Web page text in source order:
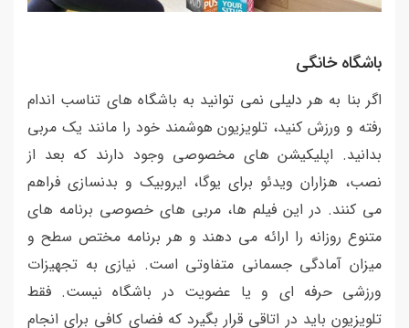
باشگاه خانگی
اگر بنا به هر دلیلی نمی توانید به باشگاه های تناسب اندام
رفته و ورزش کنید، تلویزیون هوشمند خود را مانند یک مربی
بدانید. اپلیکیشن های مخصوصی وجود دارند که بعد از
نصب، هزاران ویدئو برای یوگا، ایروبیک و بدنسازی فراهم
می کنند. در این فیلم ها، مربی های خصوصی برنامه های
متنوع روزانه را ارائه می دهند و هر برنامه مختص سطح و
میزان آمادگی جسمانی متفاوتی است. نیازی به تجهیزات
ورزشی حرفه ای و یا عضویت در باشگاه نیست. فقط
تلویزیون باید در اتاقی قرار بگیرد که فضای کافی برای انجام